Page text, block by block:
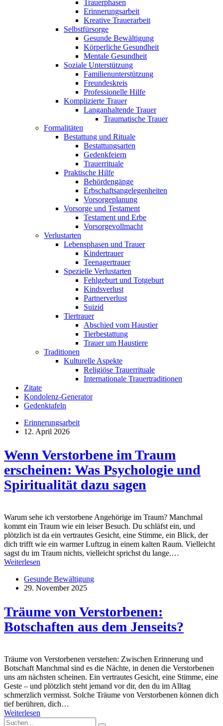
Trauerphasen
Erinnerungsarbeit
Kreative Trauerarbeit
Selbstfürsorge
Gesunde Bewältigung
Körperliche Gesundheit
Mentale Gesundheit
Soziale Unterstützung
Familienunterstützung
Freundeskreis
Professionelle Hilfe
Komplizierte Trauer
Langanhaltende Trauer
Traumatische Trauer
Formalitäten
Bestattung und Rituale
Bestattungsarten
Gedenkfeiern
Trauerrituale
Praktische Hilfe
Behördengänge
Erbschaftsangelegenheiten
Vorsorgeplanung
Vorsorge und Testament
Testament und Erbe
Vorsorgevollmacht
Verlustarten
Lebensphasen und Trauer
Kindertrauer
Teenagertrauer
Spezielle Verlustarten
Fehlgeburt und Totgeburt
Kindsverlust
Partnerverlust
Suizid
Tiertrauer
Abschied vom Haustier
Tierbestattung
Trauer um Haustiere
Traditionen
Kulturelle Aspekte
Religiöse Trauerrituale
Internationale Trauertraditionen
Zitate
Kondolenz-Generator
Gedenktafeln
Erinnerungsarbeit
12. April 2026
Wenn Verstorbene im Traum
erscheinen: Was Psychologie und
Spiritualität dazu sagen
Warum sehe ich verstorbene Angehörige im Traum? Manchmal
kommt ein Traum wie ein leiser Besuch. Du schläfst ein, und
plötzlich ist da ein vertrautes Gesicht, eine Stimme, ein Blick, der
dich trifft wie ein warmer Luftzug in einem kalten Raum. Vielleicht
sagst du im Traum nichts, vielleicht sprichst du lange.…
Weiterlesen
Gesunde Bewältigung
29. November 2025
Träume von Verstorbenen:
Botschaften aus dem Jenseits?
Träume von Verstorbenen verstehen: Zwischen Erinnerung und
Botschaft Manchmal sind es die Nächte, in denen die Verstorbenen
uns am nächsten scheinen. Ein vertrautes Gesicht, eine Stimme, eine
Geste – und plötzlich steht jemand vor dir, den du im Alltag
schmerzlich vermisst. Solche Träume von Verstorbenen können dich
tief berühren, dich…
Weiterlesen